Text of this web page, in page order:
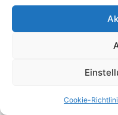
Cookie-